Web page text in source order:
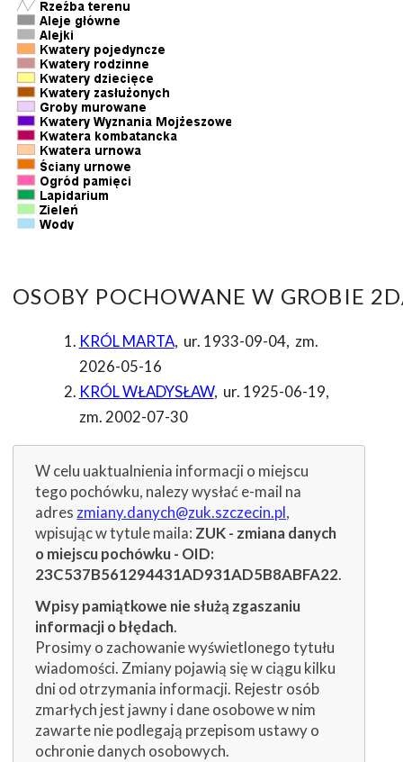
OSOBY POCHOWANE W GROBIE
KRÓL MARTA, ur. 1933-09-04, zm.
2026-05-16
KRÓL WŁADYSŁAW, ur. 1925-06-19,
zm. 2002-07-30
W celu uaktualnienia informacji o miejscu
tego pochówku, nalezy wysłać e-mail na
adres zmiany.danych@zuk.szczecin.pl,
wpisując w tytule maila: ZUK - zmiana danych
o miejscu pochówku - OID:
23C537B561294431AD931AD5B8ABFA22.
Wpisy pamiątkowe nie służą zgaszaniu
informacji o błędach.
Prosimy o zachowanie wyświetlonego tytułu
wiadomości. Zmiany pojawią się w ciągu kilku
dni od otrzymania informacji. Rejestr osób
zmarłych jest jawny i dane osobowe w nim
zawarte nie podlegają przepisom ustawy o
ochronie danych osobowych.